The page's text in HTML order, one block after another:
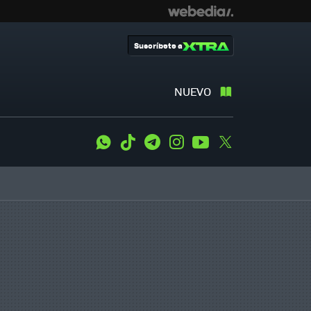
NUEVO
Suscríbete a
WhatsApp
Tiktok TelegramInstagramYoutube